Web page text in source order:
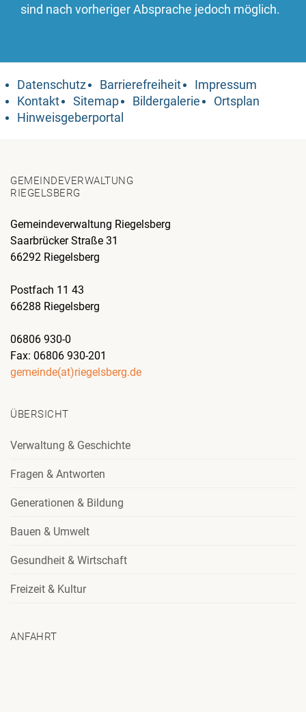
sind nach vorheriger Absprache jedoch möglich.
Datenschutz Barrierefreiheit
Impressum
Kontakt
Sitemap Bildergalerie
Ortsplan
Hinweisgeberportal
GEMEINDEVERWALTUNG
RIEGELSBERG
Gemeindeverwaltung Riegelsberg
Saarbrücker Straße 31
66292 Riegelsberg
Postfach 11 43
66288 Riegelsberg
06806 930-0
Fax: 06806 930-201
gemeinde(at)riegelsberg.de
ÜBERSICHT
Verwaltung & Geschichte
Fragen & Antworten
Generationen & Bildung
Bauen & Umwelt
Gesundheit & Wirtschaft
Freizeit & Kultur
ANFAHRT